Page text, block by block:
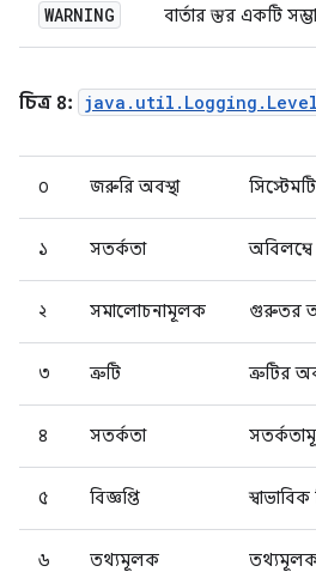
WARNING বার্তার স্তর একটি
চিত্র ৪: java.util.Logging.Level
০ জরুরি অবস্থা
১ সতর্কতা অবিলম্বে
২ সমালোচনামূলক গুরুতর
৩ ত্রুটি ত্রুটির
৪ সতর্কতা
৫ বিজ্ঞপ্তি
৬ তথ্যমূলক তথ্যমূলক